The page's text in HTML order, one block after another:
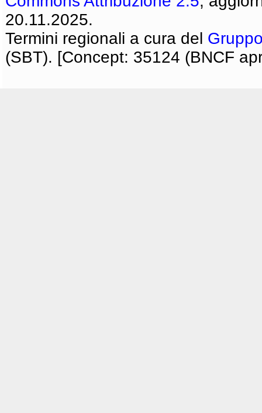
20.11.2025.
Termini regionali a cura del
(SBT). [Concept: 35124 (BNCF